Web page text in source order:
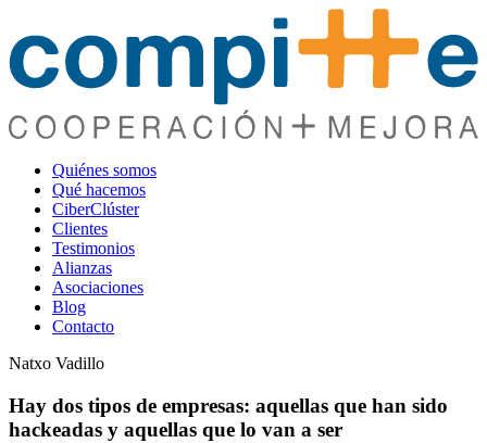
Quiénes somos
Qué hacemos
CiberClúster
Clientes
Testimonios
Alianzas
Asociaciones
Blog
Contacto
Natxo Vadillo
Hay dos tipos de empresas: aquellas que han sido
hackeadas y aquellas que lo van a ser